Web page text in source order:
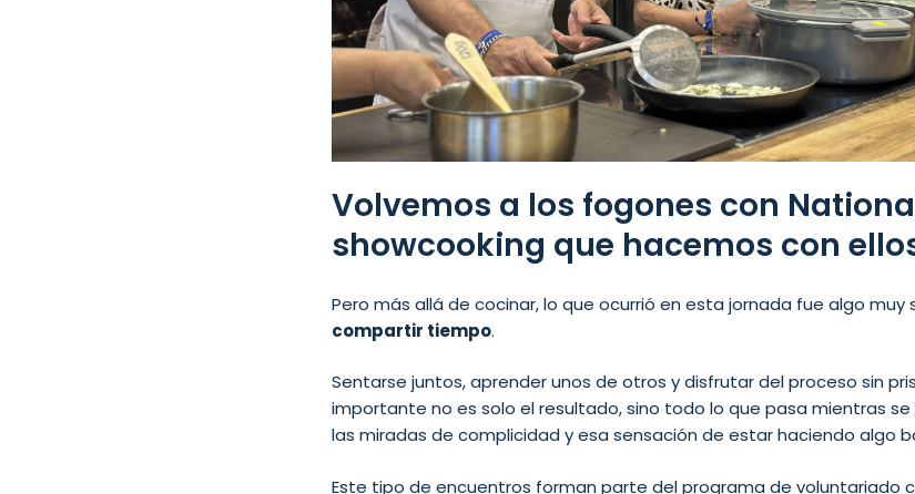
Volvemos a los fogones con
showcooking que hacemos con
Pero más allá de cocinar, lo que ocurrió en esta jornada fue algo muy
compartir tiempo.
Sentarse juntos, aprender unos de otros y disfrutar del proceso sin
importante no es solo el resultado, sino todo lo que pasa mientras se
las miradas de complicidad y esa sensación de estar haciendo algo
Este tipo de encuentros forman parte del programa de voluntariado